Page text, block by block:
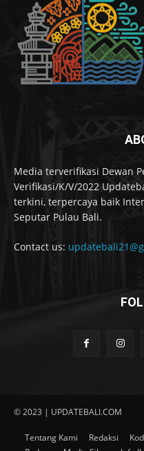
Media terverifikasi Dewan
Verifikasi/K/V/2022
terkini, terpercaya baik
Seputar Pulau Bali.
Contact us:
© 2023 | UPDATEBALI.COM
Tentang Kami Redaksi